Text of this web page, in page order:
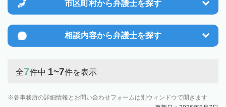
市区町村から弁護士を探す
相談内容から弁護士を探す
全7件中 1~7件を表示
各事務所の詳細情報とお問い合わせフォームは別ウィンドウで開きます